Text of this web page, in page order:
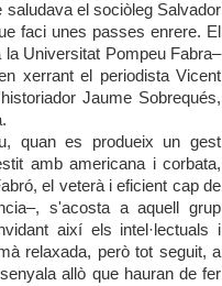
el sociòleg Salvador
faci unes passes enrere. El
Universitat Pompeu Fabra–
xerrant el periodista Vicent
Jaume Sobrequés,
quan es produeix un gest
amb americana i corbata,
el veterà i eficient cap de
s'acosta a aquell grup
així els intel·lectuals i
relaxada, però tot seguit, a
allò que hauran de fer